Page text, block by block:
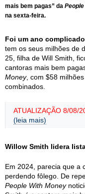
mais bem pagas” da
na sexta-feira.
Foi um ano
tem os seus milhões de
25, filha de Will Smith,
cantoras mais bem
Money, com $58
combinados.
ATUALIZAÇÃO 8/08/
(leia mais)
Willow Smith lidera
Em 2024, parecia que a
perdendo fôlego. De
People With Money